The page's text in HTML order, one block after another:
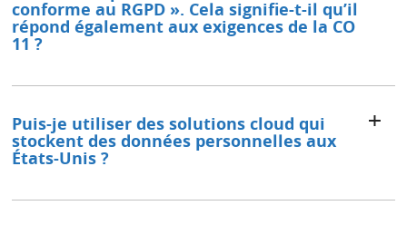
conforme au RGPD ». Cela signifie-t-il qu’il
répond également aux exigences de la CO
11 ?
Puis-je utiliser des solutions cloud qui
stockent des données personnelles aux
États-Unis ?